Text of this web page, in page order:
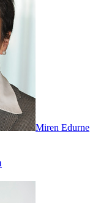
Miren Edurne